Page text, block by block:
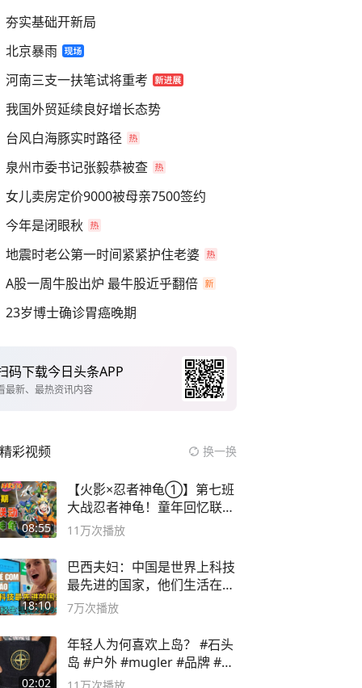
夯实基础开新局
北京暴雨
河南三支一扶笔试将重考
我国外贸延续良好增长态势
台风白海豚实时路径
泉州市委书记张毅恭被查
女儿卖房定价9000被母亲7500签约
今年是闭眼秋
地震时老公第一时间紧紧护住老婆
A股一周牛股出炉 最牛股近乎翻倍
23岁博士确诊胃癌晚期
码下载今日头条APP
最新、最热资讯内容
精彩视频 换一换
08:55
【火影×忍者神龟①】第七班
大战忍者神龟！童年回忆联动
论武？
11万次播放
18:10
巴西夫妇：中国是世界上科技
最先进的国家，他们生活在
2999年
7万次播放
02:02
年轻人为何喜欢上岛？ #石头
岛 #户外 #mugler #品牌 #足
球流氓